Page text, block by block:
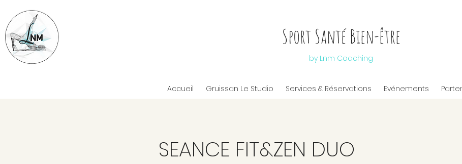
Sport Santé Bien-être
by Lnm Coaching
Accueil Gruissan Le Studio Services & Réservations Evénements
SEANCE FIT&ZEN DUO